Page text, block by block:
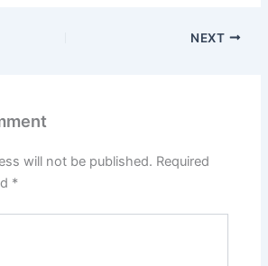
NEXT
will not be published. Required
*